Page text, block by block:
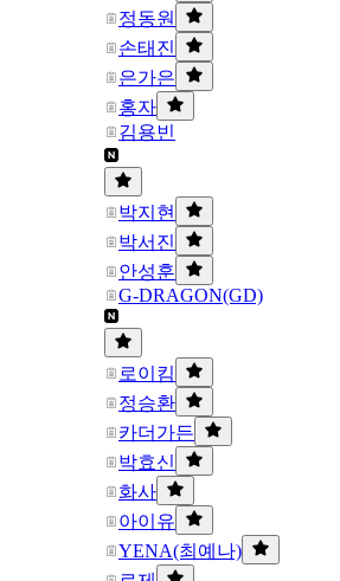
정동원
손태진
은가은
홍자
김용빈
박지현
박서진
안성훈
G-DRAGON(GD)
로이킴
정승환
카더가든
박효신
화사
아이유
YENA(최예나)